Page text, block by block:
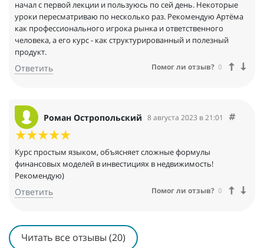
начал с первой лекции и пользуюсь по сей день. Некоторые
уроки пересматриваю по несколько раз. Рекомендую Артёма
как профессионального игрока рынка и ответственного
человека, а его курс - как структурированный и полезный
продукт.
Ответить Помог ли отзыв? 0
Роман Остропольский 8 августа 2023 в 21:01
Курс простым языком, объясняет сложные формулы
финансовых моделей в инвестициях в недвижимость!
Рекомендую)
Ответить Помог ли отзыв? 0
Читать все отзывы (20)